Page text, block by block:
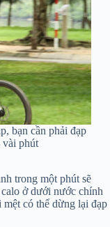
bạn cần phải đạp
vài phút
trong một phút sẽ
ở dưới nước chính
có thể dừng lại đạp